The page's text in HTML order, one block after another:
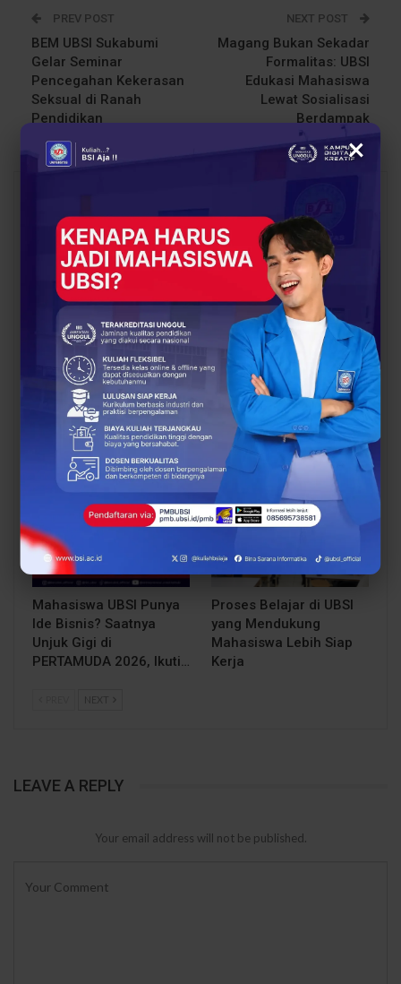
PREV POST
BEM UBSI Sukabumi
Gelar Seminar
Pencegahan Kekerasan
Seksual di Ranah
Pendidikan
NEXT POST
Magang Bukan Sekadar
Formalitas: UBSI
Edukasi Mahasiswa
Lewat Sosialisasi
Berdampak
BERITA
Siap Kuliah Berkualitas?
UBSI Cengkareng Gelar
Open Booth Spesial
dengan Beasiswa…
EVENT
Lulusan Berdaya Saing
Dimulai dari
Kompetensi, UBSI
Kampus Cikampek
Bekali Mahasiswa…
Mahasiswa UBSI Punya
Ide Bisnis? Saatnya
Unjuk Gigi di
PERTAMUDA 2026, Ikuti…
BERITA
Proses Belajar di UBSI
yang Mendukung
Mahasiswa Lebih Siap
Kerja
NEXT
LEAVE A REPLY
Your email address will not be published.
×